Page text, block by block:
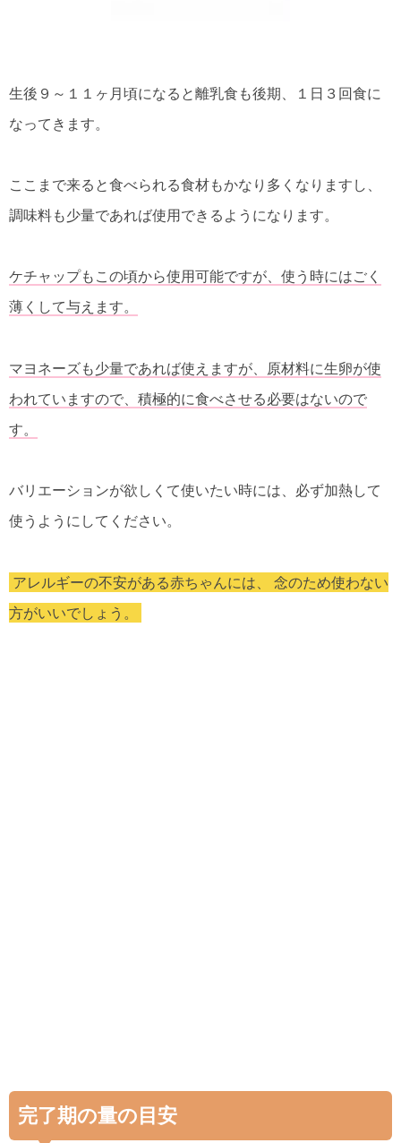
生後９～１１ヶ月頃になると離乳食も後期、１日３回食に
なってきます。
ここまで来ると食べられる食材もかなり多くなりますし、
調味料も少量であれば使用できるようになります。
ケチャップもこの頃から使用可能ですが、使う時にはごく
薄くして与えます。
マヨネーズも少量であれば使えますが、原材料に生卵が使
われていますので、積極的に食べさせる必要はないので
す。
バリエーションが欲しくて使いたい時には、必ず加熱して
使うようにしてください。
アレルギーの不安がある赤ちゃんには、 念のため使わない
方がいいでしょう。
完了期の量の目安